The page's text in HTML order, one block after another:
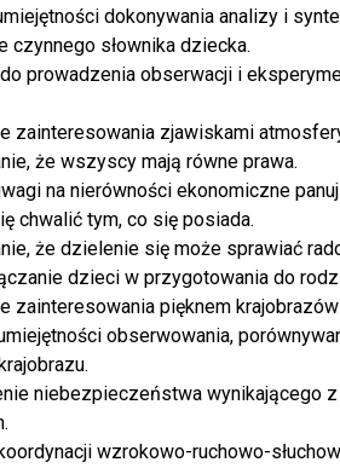
dokonywania analizy i
czynnego słownika dziecka.
prowadzenia obserwacji i
zainteresowania zjawiskami
że wszyscy mają równe prawa.
na nierówności ekonomiczne
chwalić tym, co się posiada.
że dzielenie się może sprawiać
dzieci w przygotowania do
zainteresowania pięknem
obserwowania,
niebezpieczeństwa wynikającego
wzrokowo-ruchowo-